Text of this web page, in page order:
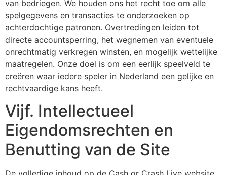
van bedriegen. We houden ons het recht toe om alle
spelgegevens en transacties te onderzoeken op
achterdochtige patronen. Overtredingen leiden tot
directe accountsperring, het wegnemen van eventuele
onrechtmatig verkregen winsten, en mogelijk wettelijke
maatregelen. Onze doel is om een eerlijk speelveld te
creëren waar iedere speler in Nederland een gelijke en
rechtvaardige kans heeft.
Vijf. Intellectueel
Eigendomsrechten en
Benutting van de Site